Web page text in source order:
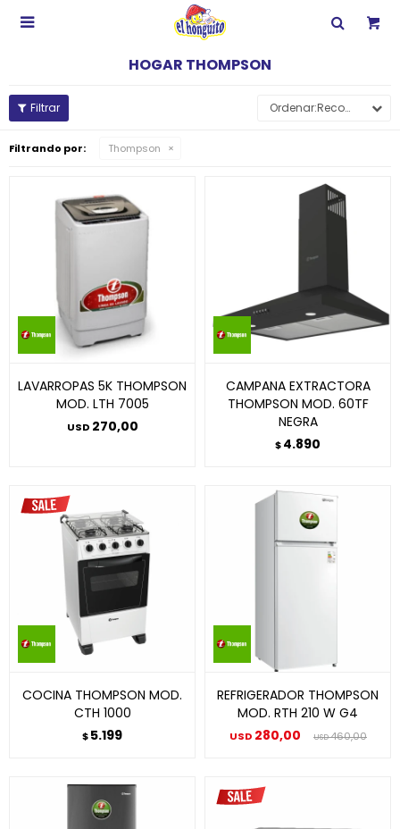

HOGAR THOMPSON
Recomendados
Filtrando por: Thompson
LAVARROPAS 5K THOMPSON
MOD. LTH 7005
USD 270,00
CAMPANA EXTRACTORA
THOMPSON MOD. 60TF
NEGRA
$4.890
COCINA THOMPSON MOD.
CTH 1000
$5.199
REFRIGERADOR THOMPSON
MOD. RTH 210 W G4
USD 280,00 USD460,00